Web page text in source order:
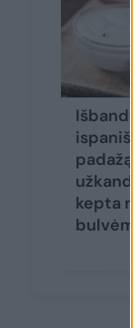
padažą
kepta
bulvėmis